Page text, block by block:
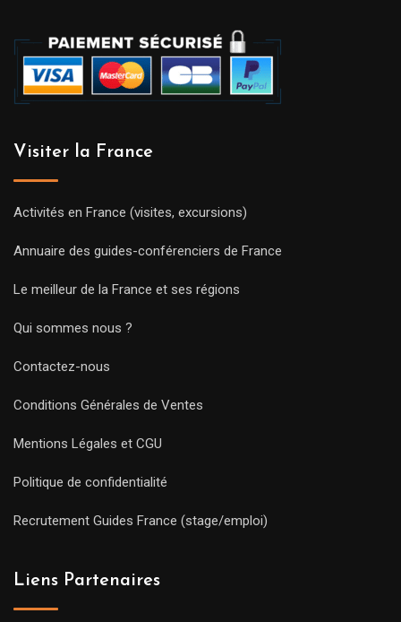
Visiter la France
Activités en France (visites, excursions)
Annuaire des guides-conférenciers de France
Le meilleur de la France et ses régions
Qui sommes nous ?
Contactez-nous
Conditions Générales de Ventes
Mentions Légales et CGU
Politique de confidentialité
Recrutement Guides France (stage/emploi)
Liens Partenaires